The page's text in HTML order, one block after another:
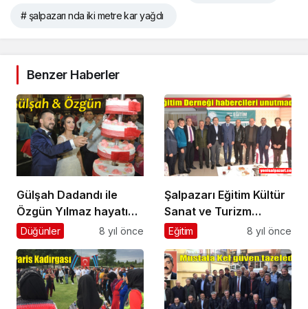
# şalpazarı nda iki metre kar yağdı
Benzer Haberler
Gülşah Dadandı ile
Özgün Yılmaz hayatını
birleştirdi
Düğünler 8 yıl önce
Şalpazarı Eğitim Kültür
Sanat ve Turizm
Derneği’nden
habercilerine plaket
Eğitim 8 yıl önce